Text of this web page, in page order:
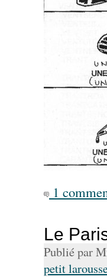
1
Le
Publié par
petit